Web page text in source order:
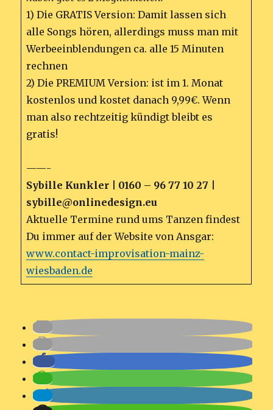
1) Die GRATIS Version: Damit lassen sich
alle Songs hören, allerdings muss man mit
Werbeeinblendungen ca. alle 15 Minuten
rechnen
2) Die PREMIUM Version: ist im 1. Monat
kostenlos und kostet danach 9,99€. Wenn
man also rechtzeitig kündigt bleibt es
gratis!
——-
Sybille Kunkler | 0160 – 96 77 10 27 |
sybille@onlinedesign.eu
Aktuelle Termine rund ums Tanzen findest
Du immer auf der Website von Ansgar:
www.contact-improvisation-mainz-
wiesbaden.de